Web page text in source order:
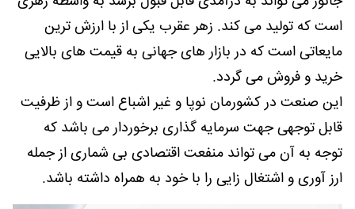
است که تولید می کند. زهر عقرب یکی از با ارزش ترین
مایعاتی است که در بازار های جهانی به قیمت های بالایی
خرید و فروش می گردد.
این صنعت در کشورمان نوپا و غیر اشباع است و از ظرفیت
قابل توجهی جهت سرمایه گذاری برخوردار می باشد که
توجه به آن می تواند منفعت اقتصادی بی شماری از جمله
ارز آوری و اشتغال زایی را با خود به همراه داشته باشد.